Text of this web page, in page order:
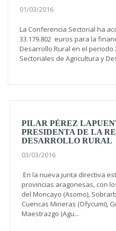
01/03/2016
La Conferencia Sectorial ha
33.179.802 euros para la
Desarrollo Rural en el periodo
Sectoriales de Agricultura y
PILAR PÉREZ
PRESIDENTA DE LA
DESARROLLO RURAL
03/03/2016
En la nueva junta directiva
provincias aragonesas, con
del Moncayo (Asomo),
Cuencas Mineras (Ofycumi),
Maestrazgo (Agu...